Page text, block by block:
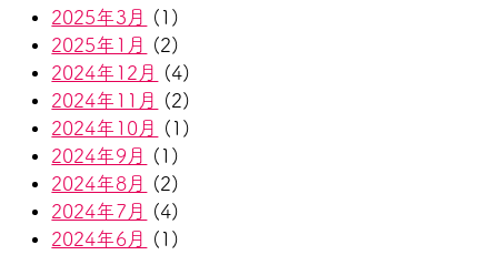
2025年3月
(1)
2025年1月
(2)
2024年12月
(4)
2024年11月
(2)
2024年10月
(1)
2024年9月
(1)
2024年8月
(2)
2024年7月
(4)
2024年6月
(1)